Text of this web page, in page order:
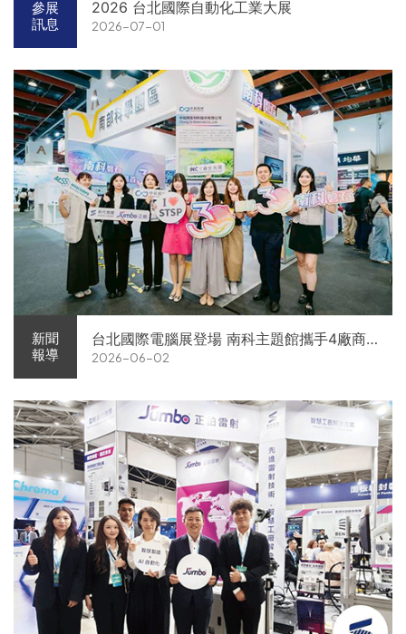
參展
訊息
2026 台北國際自動化工業大展
2026-07-01
新聞
報導
台北國際電腦展登場 南科主題館攜手4廠商
展現AI供應鏈實力
2026-06-02